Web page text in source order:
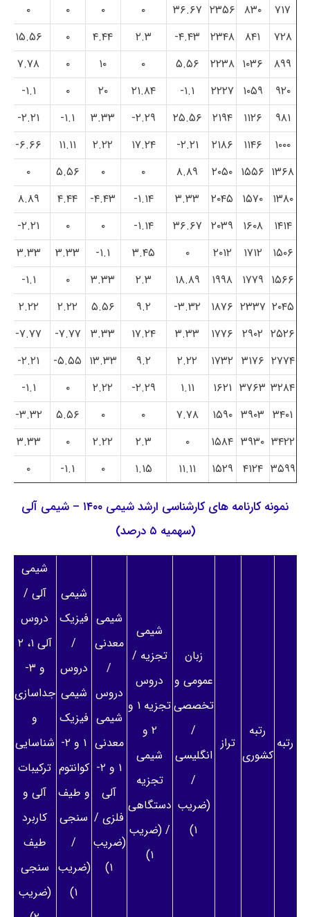
۷۱۷
۸۳۰ ۲۳۵۶ ۳۶.۶۷ ۰ ۰ ۰
۰
۷۲۸
۸۴۱ ۲۳۴۸ ۴.۴۳- ۲.۳ ۴.۴۴ ۰
۱۵.۵۶
۸۹۹
۱۰۳۶ ۲۲۳۸ ۵.۵۶ ۰ ۱۰ ۰
۷.۷۸
۹۲۰
۱۰۵۹ ۲۲۲۷ ۱.۱- ۲۱.۸۴ ۲۰ ۰
۱.۱-
۹۸۱
۱۱۲۶ ۲۱۹۴ ۲۵.۵۶ ۲.۲۹- ۳.۳۳ ۱.۱-
۲.۲۱-
۱۰۰۰
۱۱۴۶ ۲۱۸۶ ۲.۲۱- ۱۷.۲۴ ۲.۲۲ ۱۱.۱۱
۶.۶۶-
۱۳۶۸ ۱۵۵۶ ۲۰۵۰ ۸.۸۹ ۰ ۰ ۵.۵۶
۰
۱۳۸۰ ۱۵۷۰ ۲۰۴۵ ۳.۳۳ ۱.۱۴- ۴.۴۳- ۴.۴۴
۸.۸۹
۱۴۱۴
۱۶۰۸ ۲۰۳۹ ۳۶.۶۷ ۱.۱۴- ۰ ۰
۲.۲۱-
۱۵۰۶
۱۷۱۲ ۲۰۱۲ ۰ ۳.۴۵ ۱.۱- ۳.۳۳
۳.۳۳
۱۵۶۶ ۱۷۷۹ ۱۹۹۸ ۱۸.۸۹ ۲.۳ ۳.۳۳ ۰
۱.۱-
۲۰۴۵ ۲۳۳۷ ۱۸۷۶ ۳.۳۲- ۹.۲ ۵.۵۶ ۲.۲۲
۲.۲۲
۲۵۲۶ ۲۹۰۲ ۱۷۷۶ ۳.۳۳ ۱۷.۲۴ ۳.۳۳ ۷.۷۷-
۷.۷۷-
۲۷۷۴ ۳۱۷۶ ۱۷۳۲ ۲.۲۲ ۹.۲ ۱۳.۳۳ ۵.۵۵-
۲.۲۱-
۳۲۸۴ ۳۷۶۳ ۱۶۲۱ ۱.۱۱ ۲.۲۹- ۲.۲۲ ۰
۱.۱-
۳۴۰۱ ۳۹۰۳ ۱۵۹۰ ۷.۷۸ ۰ ۰ ۵.۵۶
۳.۳۲-
۳۴۲۲ ۳۹۳۰ ۱۵۸۴ ۰ ۲.۳ ۲.۲۲ ۰
۳.۳۳
۳۵۹۹ ۴۱۲۴ ۱۵۲۹ ۱۱.۱۱ ۱.۱۵ ۰ ۱.۱- ۰
نمونه کارنامه های کارشناسی ارشد شیمی ۱۴۰۰ – شیمی آلی
(سهمیه ۵ درصد)
رتبه
رتبه
کشوری
تراز
زبان
عمومی و
تخصصی
/
انگلیسی
/
(ضریب
۱)
شیمی
تجزیه /
دروس
تجزیه ۱ و
۲ و
شیمی
تجزیه
دستگاهی
/ (ضریب
۱)
شیمی
معدنی
/
دروس
شیمی
معدنی
۱ و ۲-
آلی
فلزی /
(ضریب
۱)
شیمی
فیزیک
/
دروس
شیمی
فیزیک
۱ و ۲-
کوانتوم
و طیف
سنجی
/
(ضریب
۱)
شیمی
آلی /
دروس
آلی ۱، ۲
و ۳-
جداسازی
و
شناسایی
ترکیبات
آلی و
کاربرد
طیف
سنجی
(ضریب